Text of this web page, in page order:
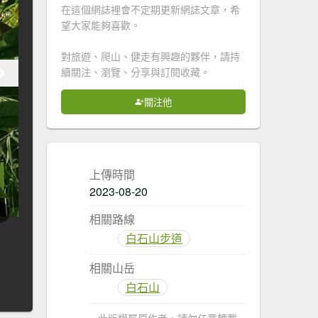
在這個網誌裡會不定期更新網誌文章，希
望大家能夠喜歡。
對旅遊、爬山、健走有興趣的夥伴，請持
續關注、瀏覽、分享與訂閱收藏。
關注他
上傳時間
2023-08-20
相關路線
白石山步道
相關山岳
白石山